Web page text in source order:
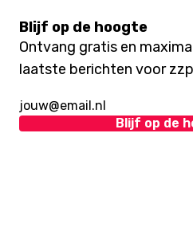
Blijf op de hoogte
Ontvang gratis en
laatste berichten voor
Blijf op de